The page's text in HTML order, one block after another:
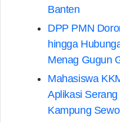
Banten
DPP PMN
hingga
Menag Gugun
Mahasiswa
Aplikasi
Kampung